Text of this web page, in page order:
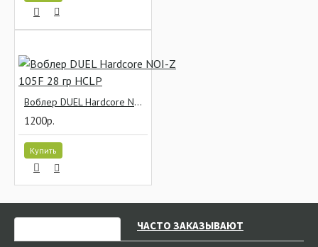
Воблер DUEL Hardcore NOI-Z 105F 28 гр HCLP
1200р.
Купить
ЧАСТО ЗАКАЗЫВАЮТ